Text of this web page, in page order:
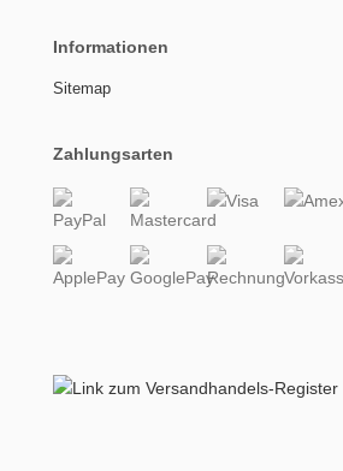
Informationen
Sitemap
Zahlungsarten